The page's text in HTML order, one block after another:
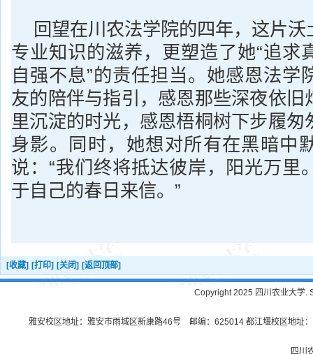
回望在川农法学院的四年，这片
专业知识的滋养，更塑造了她“追求
自强不息”的责任担当。她感恩法学
友的陪伴与指引，感恩那些深夜依旧
里沉淀的时光，感恩梧桐树下步履匆
身影。同时，她想对所有在黑暗中
说：“我们终将抵达彼岸，阳光万里
于自己的春日来信。”
[收藏] [打印] [关闭] [返回顶部]
Copyright 2025 四川农业大学.
雅安校区地址：雅安市雨城区新康路46号 邮编：625014 都江堰校区地址
四川